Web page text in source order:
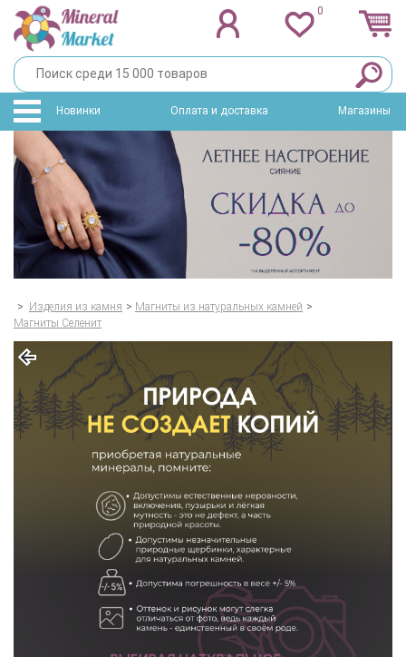
0
Новинки Оплата и доставка Магазины
> Изделия из камня > Магниты из натуральных камней >
Магниты Селенит